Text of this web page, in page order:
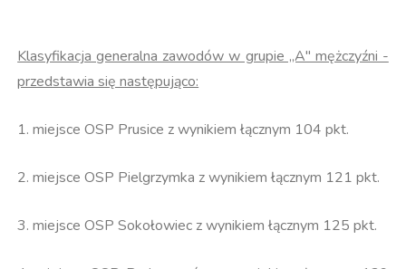
Klasyfikacja generalna zawodów w grupie ,,A" mężczyźni -
przedstawia się następująco:
1. miejsce OSP Prusice z wynikiem łącznym 104 pkt.
2. miejsce OSP Pielgrzymka z wynikiem łącznym 121 pkt.
3. miejsce OSP Sokołowiec z wynikiem łącznym 125 pkt.